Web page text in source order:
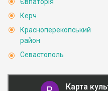
Керч
Красноперекопський
район
Севастополь